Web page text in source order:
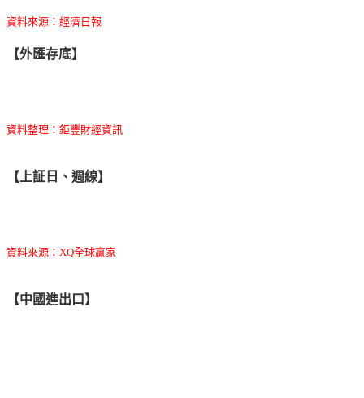
資料來源：經濟日報
【外匯存底】
資料整理：鉅豐財經資訊
【上証日、週線】
資料來源：XQ全球贏家
【中國進出口】